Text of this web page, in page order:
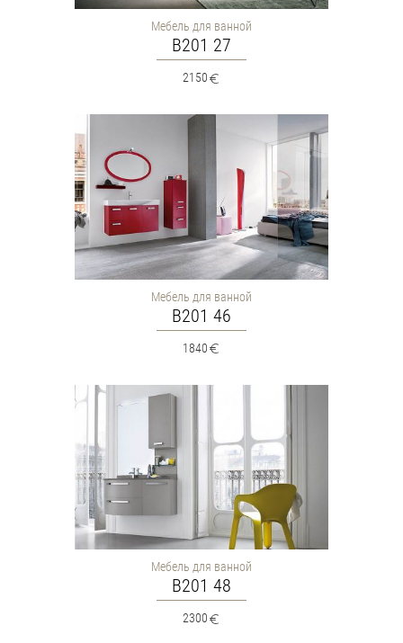
Мебель для ванной
B201 27
2150
Мебель для ванной
B201 46
1840
Мебель для ванной
B201 48
2300